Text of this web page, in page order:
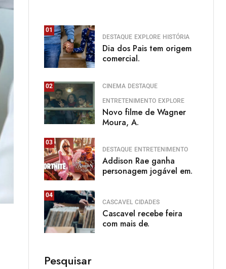
01
DESTAQUE EXPLORE HISTÓRIA
Dia dos Pais tem origem
comercial.
02 CINEMA DESTAQUE
ENTRETENIMENTO EXPLORE
Novo filme de Wagner
Moura, A.
03
DESTAQUE ENTRETENIMENTO
Addison Rae ganha
personagem jogável em.
04
CASCAVEL CIDADES
Cascavel recebe feira
com mais de.
Pesquisar